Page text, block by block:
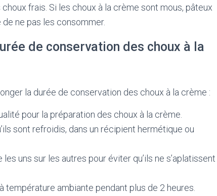
frais. Si les choux à la crème sont mous, pâteux
ne pas les consommer.
de conservation des choux à la
la durée de conservation des choux à la crème :
pour la préparation des choux à la crème.
sont refroidis, dans un récipient hermétique ou
uns sur les autres pour éviter qu’ils ne s’aplatissent
température ambiante pendant plus de 2 heures.